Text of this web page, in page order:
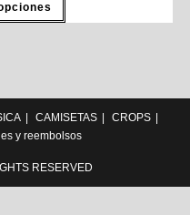
CAMISETAS
CROPS
y reembolsos
RESERVED